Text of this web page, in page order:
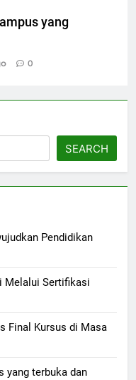
yang
0
SEARCH
Pendidikan
Melalui Sertifikasi
Final Kursus di Masa
yang terbuka dan